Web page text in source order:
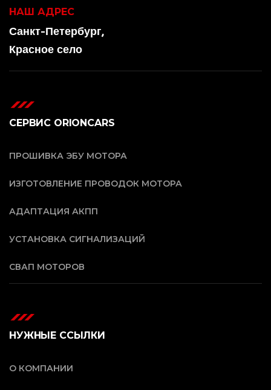
НАШ АДРЕС
Санкт-Петербург,
Красное село
СЕРВИС ORIONCARS
ПРОШИВКА ЭБУ МОТОРА
ИЗГОТОВЛЕНИЕ ПРОВОДОК МОТОРА
АДАПТАЦИЯ АКПП
УСТАНОВКА СИГНАЛИЗАЦИЙ
СВАП МОТОРОВ
НУЖНЫЕ ССЫЛКИ
О КОМПАНИИ